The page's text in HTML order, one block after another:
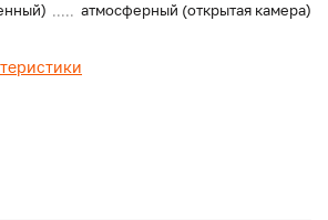
атмосферный (открытая камера)